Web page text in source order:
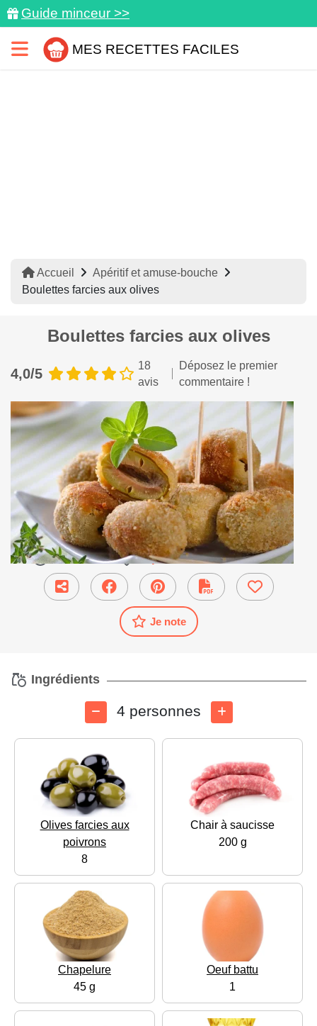
Guide minceur >>
MES RECETTES FACILES
Accueil
Apéritif et amuse-bouche
Boulettes farcies aux olives
Boulettes farcies aux olives
4,0/5
18
avis
Déposez le premier
commentaire !
18 min ● Apéritif et amuse-bouche
Je note
Ingrédients
4 personnes
Olives farcies aux
poivrons
8
Chair à saucisse
200 g
Chapelure
45 g
Oeuf battu
1